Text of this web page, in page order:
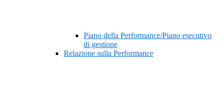
Piano della Performance/Piano esecutivo
di gestione
Relazione sulla Performance